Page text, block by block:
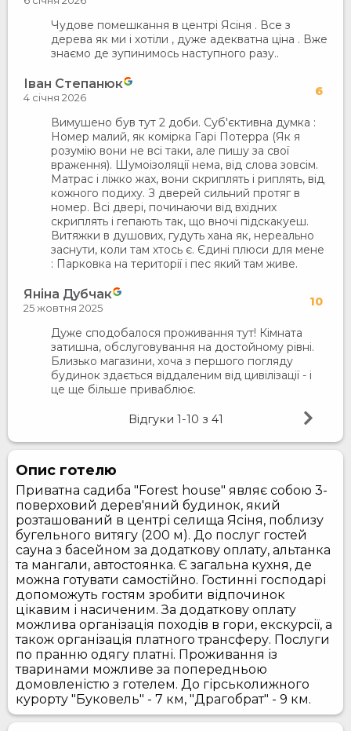
Чудове помешкання в центрі Ясіня . Все з
дерева як ми і хотіли , дуже адекватна ціна . Вже
знаємо де зупинимось наступного разу..
Іван Степанюк 6
4 січня 2026
Вимушено був тут 2 доби. Суб'єктивна думка :
Номер малий, як комірка Гарі Потерра (Як я
розумію вони не всі таки, але пишу за свої
враження). Шумоізоляції нема, від слова зовсім.
Матрас і ліжко жах, вони скриплять і риплять, від
кожного подиху. З дверей сильний протяг в
номер. Всі двері, починаючи від вхідних
скриплять і гепають так, що вночі підскакуеш.
Витяжки в душових, гудуть хана як, нереально
заснути, коли там хтось є. Єдині плюси для мене
: Парковка на території і пес який там живе.
Яніна Дубчак 10
25 жовтня 2025
Дуже сподобалося проживання тут! Кімната
затишна, обслуговування на достойному рівні.
Близько магазини, хоча з першого погляду
будинок здається віддаленим від цивілізації - і
це ще більше приваблює.
Відгуки 1-10 з 41
Опис готелю
Приватна садиба "Forest house" являє собою 3-
поверховий дерев'яний будинок, який
розташований в центрі селища Ясіня, поблизу
бугельного витягу (200 м). До послуг гостей
сауна з басейном за додаткову оплату, альтанка
та мангали, автостоянка. Є загальна кухня, де
можна готувати самостійно. Гостинні господарі
допоможуть гостям зробити відпочинок
цікавим і насиченим. За додаткову оплату
можлива організація походів в гори, екскурсії, а
також організація платного трансферу. Послуги
по пранню одягу платні. Проживання із
тваринами можливе за попередньою
домовленістю з готелем. До гірськолижного
курорту "Буковель" - 7 км, "Драгобрат" - 9 км.